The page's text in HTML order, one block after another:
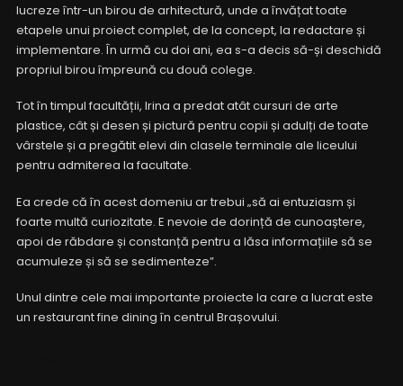
lucreze într-un birou de arhitectură, unde a învățat toate
etapele unui proiect complet, de la concept, la redactare și
implementare. În urmă cu doi ani, ea s-a decis să-și deschidă
propriul birou împreună cu două colege.
Tot în timpul facultății, Irina a predat atât cursuri de arte
plastice, cât și desen și pictură pentru copii și adulți de toate
vârstele și a pregătit elevi din clasele terminale ale liceului
pentru admiterea la facultate.
Ea crede că în acest domeniu ar trebui „să ai entuziasm și
foarte multă curiozitate. E nevoie de dorință de cunoaștere,
apoi de răbdare și constanță pentru a lăsa informațiile să se
acumuleze și să se sedimenteze”.
Unul dintre cele mai importante proiecte la care a lucrat este
un restaurant fine dining în centrul Brașovului.